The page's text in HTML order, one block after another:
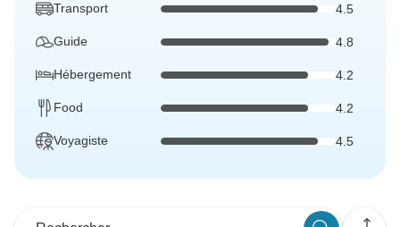
Transport 4.5
Guide 4.8
Hébergement 4.2
Food 4.2
Voyagiste 4.5